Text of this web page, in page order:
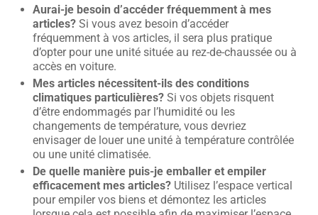
Aurai-je besoin d’accéder fréquemment à mes
articles? Si vous avez besoin d’accéder
fréquemment à vos articles, il sera plus pratique
d’opter pour une unité située au rez-de-chaussée ou à
accès en voiture.
Mes articles nécessitent-ils des conditions
climatiques particulières? Si vos objets risquent
d’être endommagés par l’humidité ou les
changements de température, vous devriez
envisager de louer une unité à température contrôlée
ou une unité climatisée.
De quelle manière puis-je emballer et empiler
efficacement mes articles? Utilisez l’espace vertical
pour empiler vos biens et démontez les articles